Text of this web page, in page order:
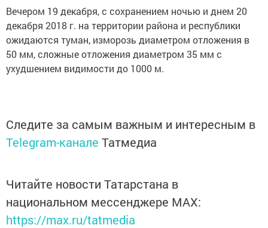
Вечером 19 декабря, с сохранением ночью и днем 20
декабря 2018 г. на территории района и республики
ожидаются туман, изморозь диаметром отложения в
50 мм, сложные отложения диаметром 35 мм с
ухудшением видимости до 1000 м.
Следите за самым важным и интересным в
Telegram-канале Татмедиа
Читайте новости Татарстана в
национальном мессенджере MАХ:
https://max.ru/tatmedia